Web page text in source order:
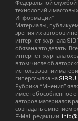
Федеральной службой
технологий и
Информации”
Материалы,
зрения их авторов и
интернет-журнала
обязана это делать.
интернет-журнала
в том числе об
использовании
гиперссылка на
Рубрика “Мнения”
имеет обособленное
авторов материалов
совпадать с мнением
E-Mail редакции: